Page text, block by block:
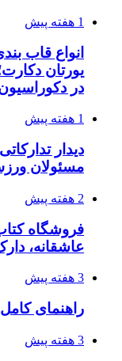
1 هفته پیش
انواع قاب
یورتان
در
1 هفته پیش
دیدار
مسئولان
2 هفته پیش
عاشقانه،
3 هفته پیش
راهنمای
3 هفته پیش